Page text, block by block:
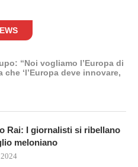
“Noi vogliamo l’Europa di
‘l’Europa deve innovare,
Rai: I giornalisti si ribellano
meloniano